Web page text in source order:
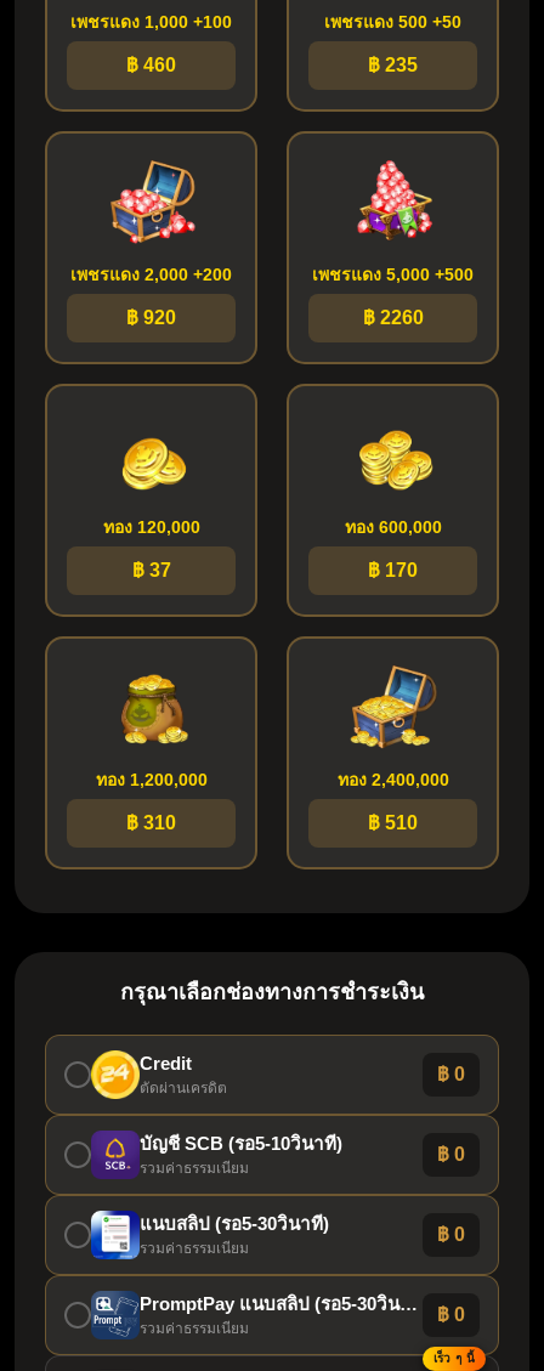
เพชรแดง 1,000 +100
฿ 460
เพชรแดง 500 +50
฿ 235
เพชรแดง 2,000 +200
฿ 920
เพชรแดง 5,000 +500
฿ 2260
ทอง 120,000
฿ 37
ทอง 600,000
฿ 170
ทอง 1,200,000
฿ 310
ทอง 2,400,000
฿ 510
กรุณาเลือกช่องทางการชำระเงิน
Credit
ตัดผ่านเครดิต
฿ 0
บัญชี SCB (รอ5-10วินาที)
รวมค่าธรรมเนียม
฿ 0
แนบสลิป (รอ5-30วินาที)
รวมค่าธรรมเนียม
฿ 0
PromptPay แนบสลิป (รอ5-30วินาที)
รวมค่าธรรมเนียม
฿ 0
เร็ว ๆ นี้